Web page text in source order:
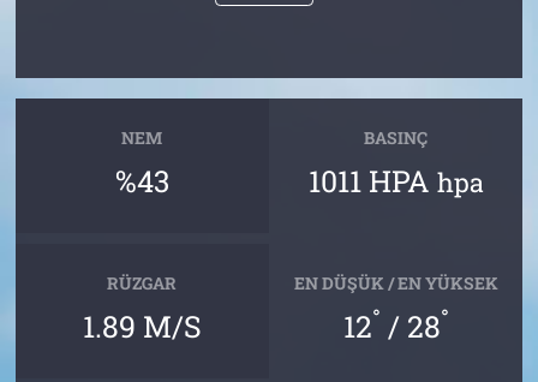
NEM
%43
BASINÇ
1011 HPA hpa
RÜZGAR
1.89 M/S
EN DÜŞÜK / EN YÜKSEK
12° / 28°